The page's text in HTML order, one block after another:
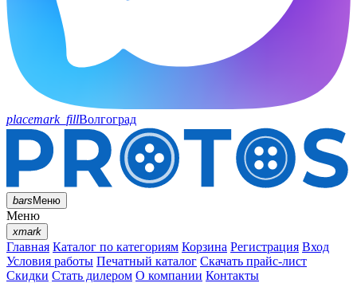
placemark_fillВолгоград
barsМеню
Меню
xmark
Главная Каталог по категориям Корзина Регистрация Вход
Условия работы Печатный каталог Скачать прайс-лист
Скидки Стать дилером О компании Контакты